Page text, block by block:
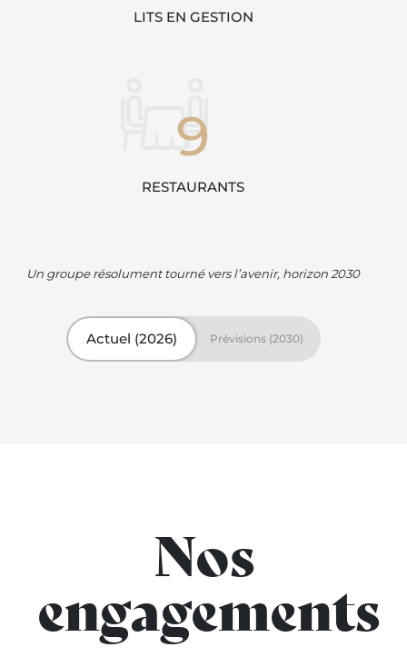
LITS EN GESTION
9
RESTAURANTS
Un groupe résolument tourné vers l’avenir, horizon 2030
Nos
engagements